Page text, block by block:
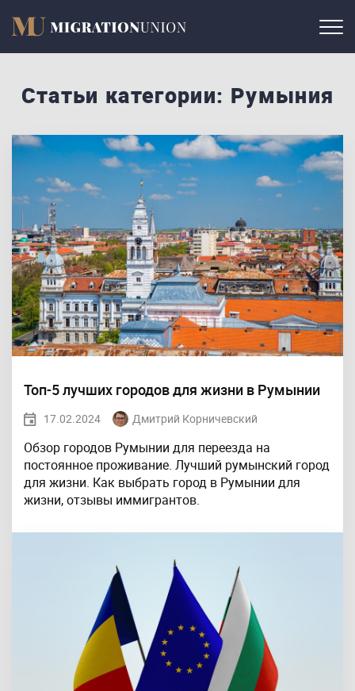
Статьи категории: Румыния
Топ-5 лучших городов для жизни в Румынии
17.02.2024 Дмитрий Корничевский
Обзор городов Румынии для переезда на
постоянное проживание. Лучший румынский город
для жизни. Как выбрать город в Румынии для
жизни, отзывы иммигрантов.